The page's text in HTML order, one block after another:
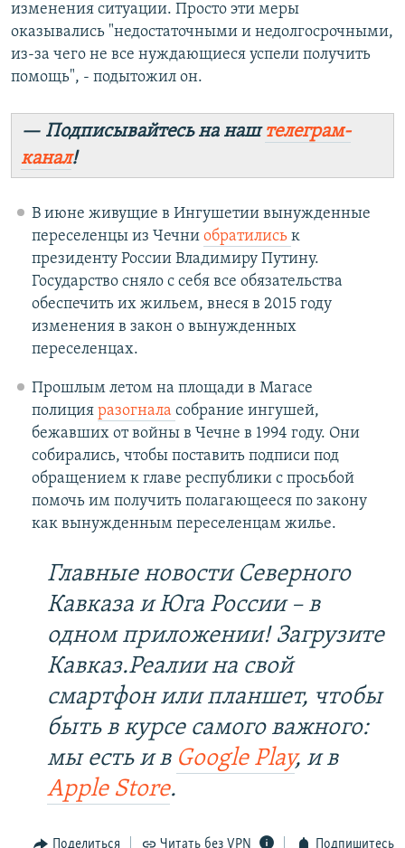
изменения ситуации. Просто эти меры
оказывались "недостаточными и недолгосрочными,
из-за чего не все нуждающиеся успели получить
помощь", - подытожил он.
— Подписывайтесь на наштелеграм-
канал!
В июне живущие в Ингушетии вынужденные
переселенцы из Чечни обратились к
президенту России Владимиру Путину.
Государство сняло с себя все обязательства
обеспечить их жильем, внеся в 2015 году
изменения в закон о вынужденных
переселенцах.
Прошлым летом на площади в Магасе
полиция разогнала собрание ингушей,
бежавших от войны в Чечне в 1994 году. Они
собирались, чтобы поставить подписи под
обращением к главе республики с просьбой
помочь им получить полагающееся по закону
как вынужденным переселенцам жилье.
Главные новости Северного
Кавказа и Юга России – в
одном приложении! Загрузите
Кавказ.Реалии на свой
смартфон или планшет, чтобы
быть в курсе самого важного:
мы есть и в Google Play, и в
Apple Store.
Поделиться Читать без VPN Подпишитесь